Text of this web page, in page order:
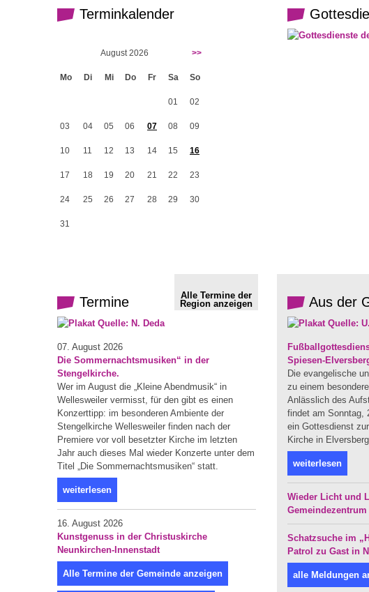
Terminkalender
August 2026 >>
Mo Di Mi Do Fr Sa So
01 02
03 04 05 06 07 08 09
10 11 12 13 14 15 16
17 18 19 20 21 22 23
24 25 26 27 28 29 30
31
Termine
Alle Termine der
Region anzeigen
07. August 2026
Die Sommernachtsmusiken“ in der
Stengelkirche.
Wer im August die „Kleine Abendmusik“ in
Wellesweiler vermisst, für den gibt es einen
Konzerttipp: im besonderen Ambiente der
Stengelkirche Wellesweiler finden nach der
Premiere vor voll besetzter Kirche im letzten
Jahr auch dieses Mal wieder Konzerte unter dem
Titel „Die Sommernachtsmusiken“ statt.
weiterlesen
16. August 2026
Kunstgenuss in der Christuskirche
Neunkirchen-Innenstadt
Alle Termine der Gemeinde anzeigen
Aus der
Spiesen-
Die evangelische
zu einem
Anlässlich des
findet am Sonntag,
ein Gottesdienst
Kirche in
weiterlesen
Wieder Licht und
Gemeindezentrum
Schatzsuche im
Patrol zu Gast in
alle Meldungen